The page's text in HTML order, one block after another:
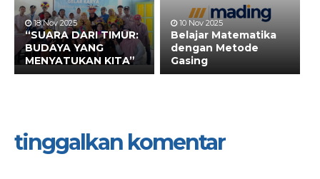
18 Nov 2025
“SUARA DARI TIMUR:
BUDAYA YANG
MENYATUKAN KITA”
10 Nov 2025
Belajar Matematika
dengan Metode
Gasing
tinggalkan komentar